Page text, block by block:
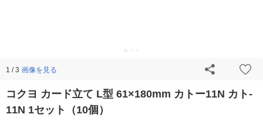
1 / 3 画像を見る
コクヨ カード立て L型 61×180mm カトー11N カト-
11N 1セット（10個）